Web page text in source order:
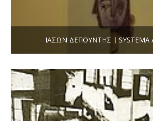
ΙΆΣΩΝ ΔΕΠΟΎΝΤΗΣ | SYSTEMA